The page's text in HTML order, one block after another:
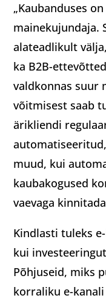
„Kaubanduses
mainekujundaja.
alateadlikult
ka B2B-
valdkonnas suur
võitmisest saab
ärikliendi
muud, kui
kaubakogused
vaevaga
Kindlasti tuleks
kui
Põhjuseid, miks
korraliku e-